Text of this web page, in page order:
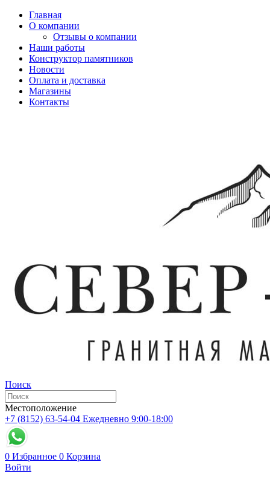
Главная
О компании
Отзывы о компании
Наши работы
Конструктор памятников
Новости
Оплата и доставка
Магазины
Контакты
Поиск
Местоположение
+7 (8152) 63-54-04 Ежедневно 9:00-18:00
0 Избранное 0 Корзина
Войти